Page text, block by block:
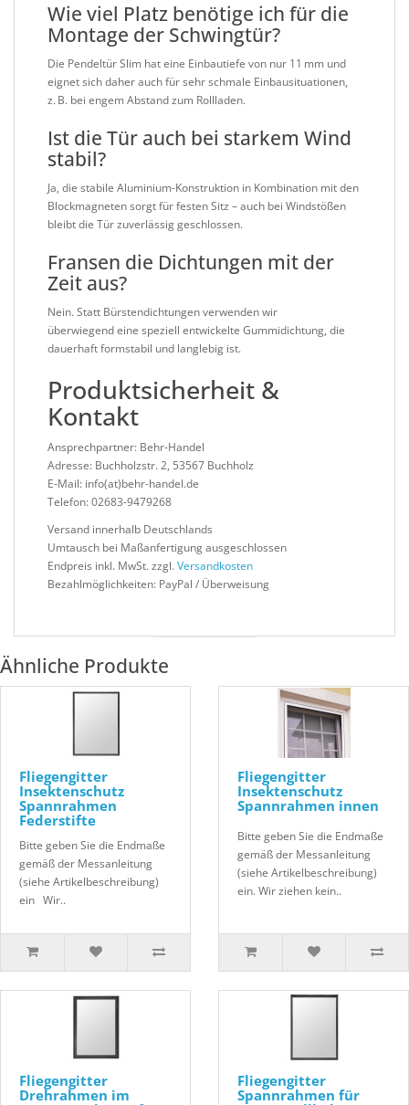
Wie viel Platz benötige ich für die
Montage der Schwingtür?
Die Pendeltür Slim hat eine Einbautiefe von nur 11 mm und
eignet sich daher auch für sehr schmale Einbausituationen,
z. B. bei engem Abstand zum Rollladen.
Ist die Tür auch bei starkem Wind
stabil?
Ja, die stabile Aluminium-Konstruktion in Kombination mit den
Blockmagneten sorgt für festen Sitz – auch bei Windstößen
bleibt die Tür zuverlässig geschlossen.
Fransen die Dichtungen mit der
Zeit aus?
Nein. Statt Bürstendichtungen verwenden wir
überwiegend eine speziell entwickelte Gummidichtung, die
dauerhaft formstabil und langlebig ist.
Produktsicherheit &
Kontakt
Ansprechpartner: Behr-Handel
Adresse: Buchholzstr. 2, 53567 Buchholz
E-Mail: info(at)behr-handel.de
Telefon: 02683-9479268
Versand innerhalb Deutschlands
Umtausch bei Maßanfertigung ausgeschlossen
Endpreis inkl. MwSt. zzgl.Versandkosten
Bezahlmöglichkeiten: PayPal / Überweisung
Ähnliche Produkte
Fliegengitter
Insektenschutz
Spannrahmen
Federstifte
Bitte geben Sie die Endmaße
gemäß der Messanleitung
(siehe Artikelbeschreibung)
ein Wir..
Fliegengitter
Insektenschutz
Spannrahmen innen
Bitte geben Sie die Endmaße
gemäß der Messanleitung
(siehe Artikelbeschreibung)
ein. Wir ziehen kein..
Fliegengitter
Drehrahmen im
Fliegengitter
Spannrahmen für